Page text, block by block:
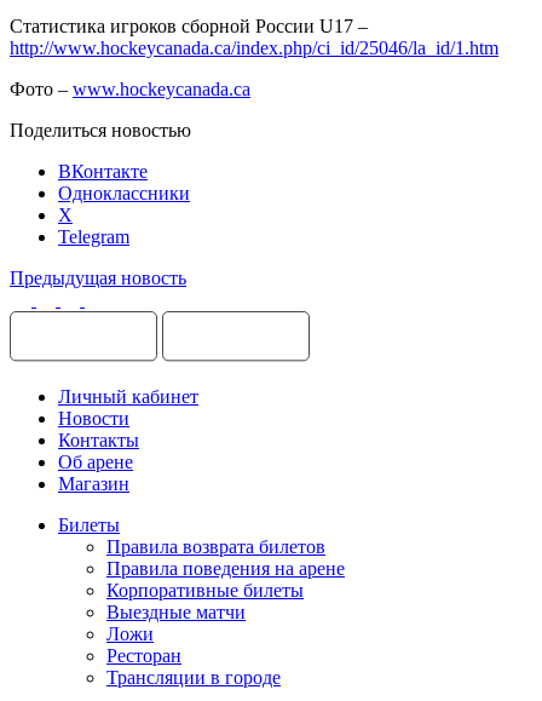
Статистика игроков сборной России U17 –
http://www.hockeycanada.ca/index.php/ci_id/25046/la_id/1.htm
Фото – www.hockeycanada.ca
Поделиться новостью
ВКонтакте
Одноклассники
X
Telegram
Предыдущая новость
Личный кабинет
Новости
Контакты
Об арене
Магазин
Билеты
Правила возврата билетов
Правила поведения на арене
Корпоративные билеты
Выездные матчи
Ложи
Ресторан
Трансляции в городе